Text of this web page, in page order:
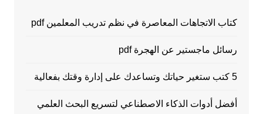
كتاب الاتجاهات المعاصرة في نظم تدريب المعلمين pdf
رسائل ماجستير عن الهجرة pdf
5 كتب ستغير حياتك وتساعدك على إدارة وقتك بفعالية
أفضل أدوات الذكاء الاصطناعي لتسريع البحث العلمي